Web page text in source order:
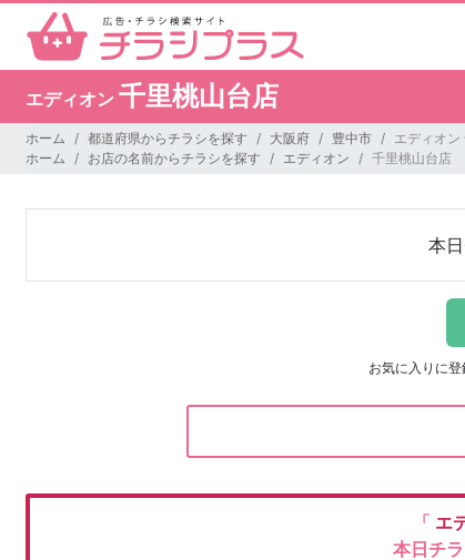
エディオン 千里桃山台店
ホーム 都道府県からチラシを探す 大阪府 豊中市
エディオン
ホーム
お店の名前からチラシを探す エディオン 千里桃山台店
本
お気に入りに
「 エ
本日チ